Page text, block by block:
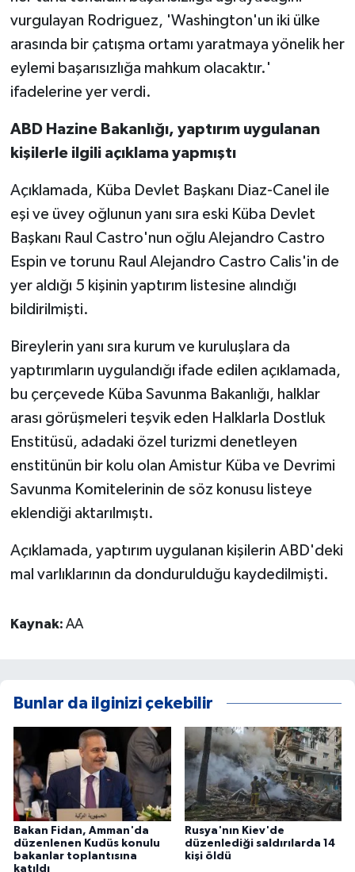
vurgulayan Rodriguez, 'Washington'un iki ülke
arasında bir çatışma ortamı yaratmaya yönelik her
eylemi başarısızlığa mahkum olacaktır.'
ifadelerine yer verdi.
ABD Hazine Bakanlığı, yaptırım uygulanan
kişilerle ilgili açıklama yapmıştı
Açıklamada, Küba Devlet Başkanı Diaz-Canel ile
eşi ve üvey oğlunun yanı sıra eski Küba Devlet
Başkanı Raul Castro'nun oğlu Alejandro Castro
Espin ve torunu Raul Alejandro Castro Calis'in de
yer aldığı 5 kişinin yaptırım listesine alındığı
bildirilmişti.
Bireylerin yanı sıra kurum ve kuruluşlara da
yaptırımların uygulandığı ifade edilen açıklamada,
bu çerçevede Küba Savunma Bakanlığı, halklar
arası görüşmeleri teşvik eden Halklarla Dostluk
Enstitüsü, adadaki özel turizmi denetleyen
enstitünün bir kolu olan Amistur Küba ve Devrimi
Savunma Komitelerinin de söz konusu listeye
eklendiği aktarılmıştı.
Açıklamada, yaptırım uygulanan kişilerin ABD'deki
mal varlıklarının da dondurulduğu kaydedilmişti.
Kaynak: AA
Bunlar da ilginizi çekebilir
Bakan Fidan, Amman'da
düzenlenen Kudüs konulu
bakanlar toplantısına
katıldı
Rusya'nın Kiev'de
düzenlediği saldırılarda 14
kişi öldü